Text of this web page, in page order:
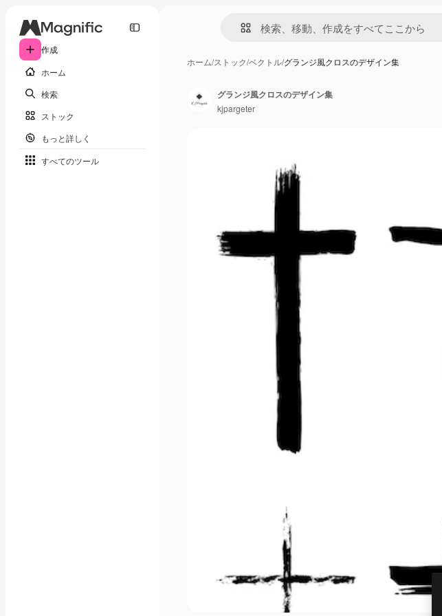
作成
ホーム
検索
ストック
もっと詳しく
すべてのツール
ホーム/ストック/ベクトル/グランジ風クロスのデザイン集
グランジ風クロスのデザイン集
kjpargeter